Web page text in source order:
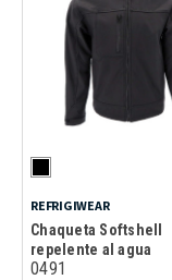
REFRIGIWEAR
Chaqueta Softshell
repelente al agua
0491